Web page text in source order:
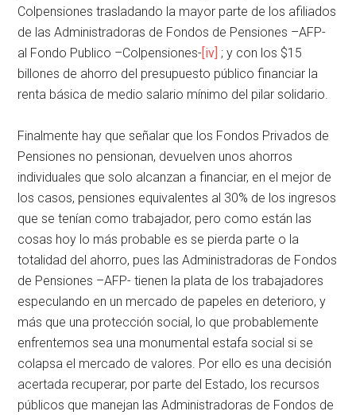
Colpensiones trasladando la mayor parte de los afiliados
de las Administradoras de Fondos de Pensiones –AFP-
al Fondo Publico –Colpensiones-[iv] ; y con los $15
billones de ahorro del presupuesto público financiar la
renta básica de medio salario mínimo del pilar solidario.
Finalmente hay que señalar que los Fondos Privados de
Pensiones no pensionan, devuelven unos ahorros
individuales que solo alcanzan a financiar, en el mejor de
los casos, pensiones equivalentes al 30% de los ingresos
que se tenían como trabajador, pero como están las
cosas hoy lo más probable es se pierda parte o la
totalidad del ahorro, pues las Administradoras de Fondos
de Pensiones –AFP- tienen la plata de los trabajadores
especulando en un mercado de papeles en deterioro, y
más que una protección social, lo que probablemente
enfrentemos sea una monumental estafa social si se
colapsa el mercado de valores. Por ello es una decisión
acertada recuperar, por parte del Estado, los recursos
públicos que manejan las Administradoras de Fondos de